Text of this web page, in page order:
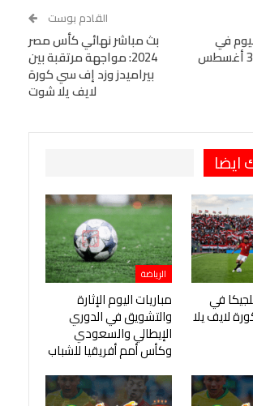
StumbleUpon
VK
LINE
BlackBerry
Viber
في
مصر – الجمعة 30 أغسطس
القادم بوست
بث مباشر نهائي كأس مصر
2024: مواجهة مرتقبة بين
بيراميدز وزد إف سي كورة
لايف يلا شوت
ايضا
في
لايف يلا
الرياضة
مباريات اليوم الإثارة
والتشويق في الدوري
الإيطالي والسعودي
وكأس أمم أفريقيا للشباب